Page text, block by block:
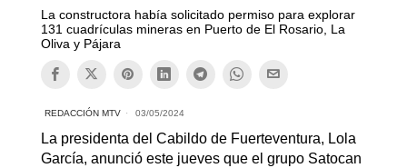
La constructora había solicitado permiso para explorar
131 cuadrículas mineras en Puerto de El Rosario, La
Oliva y Pájara
REDACCIÓN MTV 03/05/2024
La presidenta del Cabildo de Fuerteventura, Lola
García, anunció este jueves que el grupo Satocan